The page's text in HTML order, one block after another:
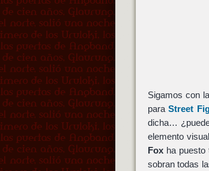
Sigamos con
paraStreet
dicha…
elemento
Foxha puesto
sobran todas